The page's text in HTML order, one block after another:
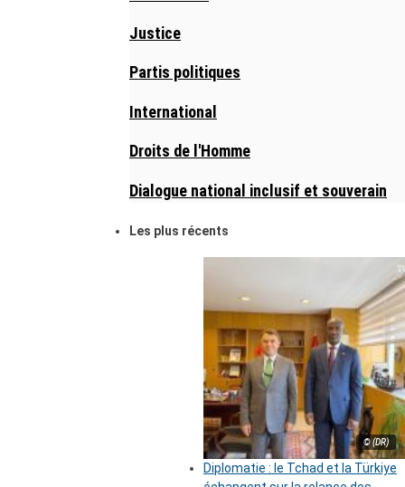
Justice
Partis politiques
International
Droits de l'Homme
Dialogue national inclusif et souverain
Les plus récents
© (DR)
Diplomatie : le Tchad et la Türkiye